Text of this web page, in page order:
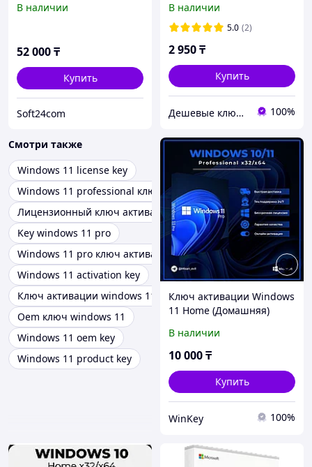
DVD FQC-10548
В наличии
52 000₸
Купить
Soft24com
Бессрочный ключ
В наличии
5.0 (2)
2 950₸
Купить
Дешевые ключи для Windows, MS Office, Visio, Project, MS SQL Server 100%
Смотри также
Windows 11 license key
Windows 11 professional ключ
Лицензионный ключ активации windows 11 pro
Key windows 11 pro
Windows 11 pro ключ активации
Windows 11 activation key
Ключ активации windows 11
Oem ключ windows 11
Windows 11 oem key
Windows 11 product key
Ключ активации Windows
11 Home (Домашняя)
В наличии
10 000₸
Купить
WinKey 100%